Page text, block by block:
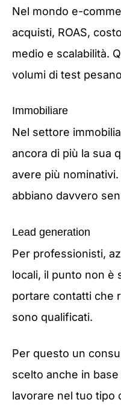
Nel mondo e-
acquisti, ROAS,
medio e scalabilità.
volumi di test
Immobiliare
Nel settore
ancora di più la sua
avere più
abbiano davvero
Lead generation
Per professionisti,
locali, il punto non è
portare contatti che
sono qualificati.
Per questo un
scelto anche in
lavorare nel tuo tipo